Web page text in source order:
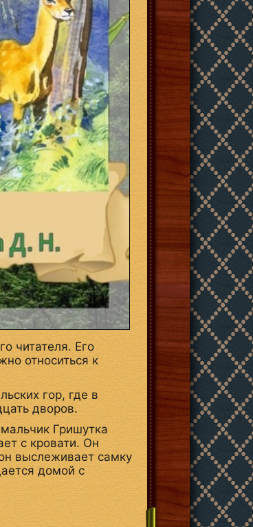
читателя. Его
относиться к
гор, где в
дворов.
Гришутка
с кровати. Он
выслеживает самку
домой с